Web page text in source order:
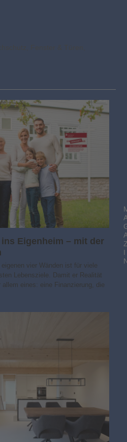
Eigenheim – mit der
vier Wänden ist für viele
Lebensziele. Damit er Realität
eines: eine Finanzierung, die
I